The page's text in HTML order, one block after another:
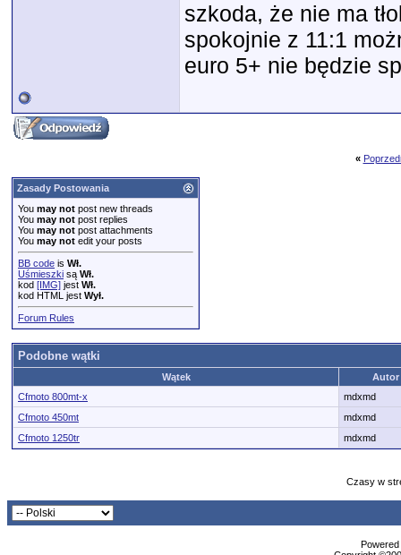
szkoda, że nie ma
spokojnie z 11:1
euro 5+ nie będzie
«
Zasady Postowania
You may not post new threads
You may not post replies
You may not post attachments
You may not edit your posts
BB code is Wł.
Uśmieszki są Wł.
kod [IMG] jest Wł.
kod HTML jest Wył.
Forum Rules
Podobne wątki
Wątek
Autor
Cfmoto 800mt-x
mdxmd
Cfmoto 450mt
mdxmd
Cfmoto 1250tr
mdxmd
Czasy w